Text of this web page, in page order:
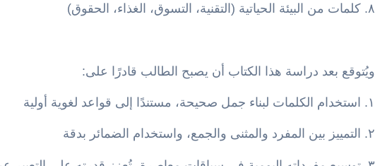
٨. كلمات من البيئة الحياتية (التقنية، التسوق، الغذاء، الحقوق)
ويُتوقع بعد دراسة هذا الكتاب أن يصبح الطالب قادرًا على:
١. استخدام الكلمات لبناء جمل صحيحة، مستندًا إلى قواعد لغوية أولية
٢. التمييز بين المفرد والمثنى والجمع، واستخدام الضمائر بدقة